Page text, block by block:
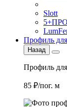
Slott
Профиль
Назад
Профиль
85 ₽/пог. м